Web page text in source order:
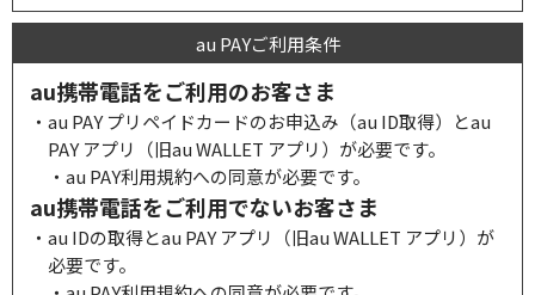
au PAYご利用条件
au携帯電話をご利用のお客さま
・au PAY プリペイドカードのお申込み（au ID取得）とau
PAY アプリ（旧au WALLET アプリ）が必要です。
・au PAY利用規約への同意が必要です。
au携帯電話をご利用でないお客さま
・au IDの取得とau PAY アプリ（旧au WALLET アプリ）が
必要です。